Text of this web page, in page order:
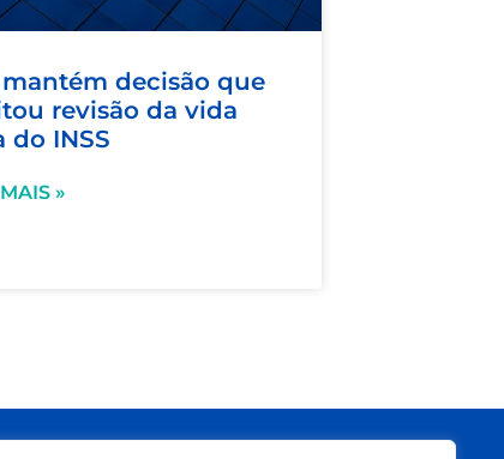
mantém decisão que
revisão da vida
do INSS
»